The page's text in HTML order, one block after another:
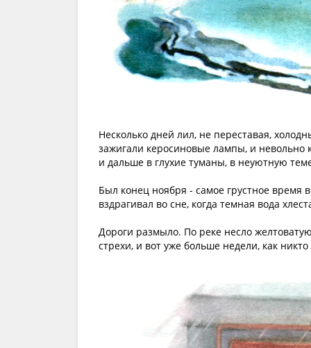
Несколько дней лил, не переставая,
зажигали керосиновые лампы, и невольно
и дальше в глухие туманы, в неуютную
Был конец ноября - самое грустное время
вздрагивал во сне, когда темная вода
Дороги размыло. По реке несло
стрехи, и вот уже больше недели, как